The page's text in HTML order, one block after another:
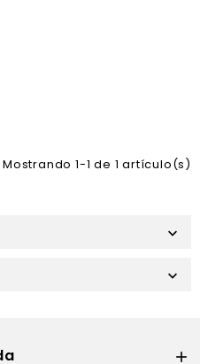
Mostrando 1-1 de 1 artículo(s)


